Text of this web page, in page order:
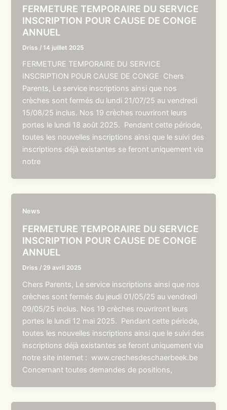
FERMETURE TEMPORAIRE DU SERVICE
INSCRIPTION POUR CAUSE DE CONGE
ANNUEL
Driss /14 juillet 2025
FERMETURE TEMPORAIRE DU SERVICE
INSCRIPTION POUR CAUSE DE CONGE Chers
Parents, Le service inscriptions ainsi que nos
crèches sont fermés du lundi 21/07/25 au vendredi
15/08/25 inclus. Nos 19 crèches rouvriront leurs
portes le lundi 18 août 2025. Pendant cette période,
toutes les nouvelles inscriptions ainsi que le suivi des
inscriptions déjà existantes se feront uniquement via
notre
News
FERMETURE TEMPORAIRE DU SERVICE
INSCRIPTION POUR CAUSE DE CONGE
ANNUEL
Driss / 29 avril 2025
Chers Parents, Le service inscriptions ainsi que nos
crèches sont fermés du jeudi 01/05/25 au vendredi
09/05/25 inclus. Nos 19 crèches rouvriront leurs
portes le lundi 12 mai 2025. Pendant cette période,
toutes les nouvelles inscriptions ainsi que le suivi des
inscriptions déjà existantes se feront uniquement via
notre site internet : www.crechesdeschaerbeek.be
Concernant toutes demandes de positions,